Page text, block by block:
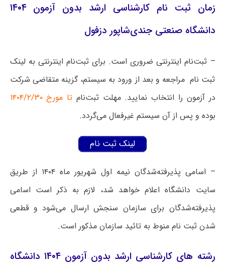
زمان ثبت نام کارشناسی ارشد بدون آزمون ۱۴۰۴
دانشگاه صنعتی جندی‌شاپور دزفول
– ثبت‌نام اینترنتی ضروری است. برای ثبت‌نام اینترنتی به لینک
ثبت نام مراجعه و بعد از ورود به سیستم، گزینه متقاضی شرکت
در آزمون را انتخاب نمایید. مهلت ثبت‌نام تا مورخ ۱۴۰۴/۲/۳۰
بوده و پس از آن سیستم غیرفعال می‌گردد.
لینک ثبت نام
– اسامی پذیرفته‌شدگان نیمه اول شهریور ماه ۱۴۰۴ از طریق
سایت دانشگاه اعلام خواهد شد، لازم به ذکر است اسامی
پذیرفته‌شدگان برای سازمان سنجش ارسال می‌شود و قطعی
شدن ثبت نام منوط به تائید سازمان مذکور است.
رشته های کارشناسی ارشد بدون آزمون ۱۴۰۴ دانشگاه